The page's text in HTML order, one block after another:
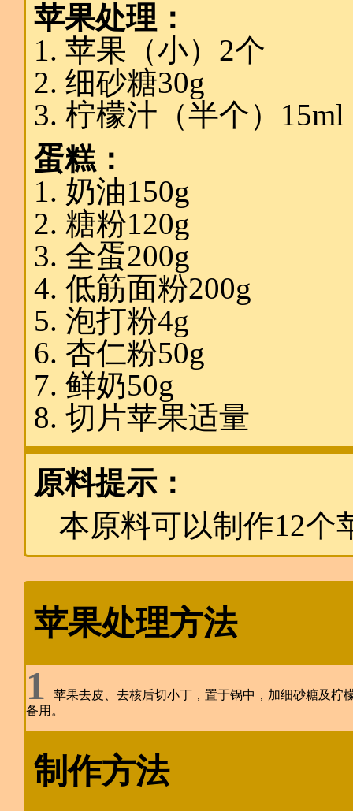
苹果处理：
苹果（小）2个
细砂糖30g
柠檬汁（半个）15ml
蛋糕：
奶油150g
糖粉120g
全蛋200g
低筋面粉200g
泡打粉4g
杏仁粉50g
鲜奶50g
切片苹果适量
原料提示：
本原料可以制作12个
苹果处理方法
1
苹果去皮、去核后切小丁，置于锅中，加细砂糖及柠
备用。
制作方法